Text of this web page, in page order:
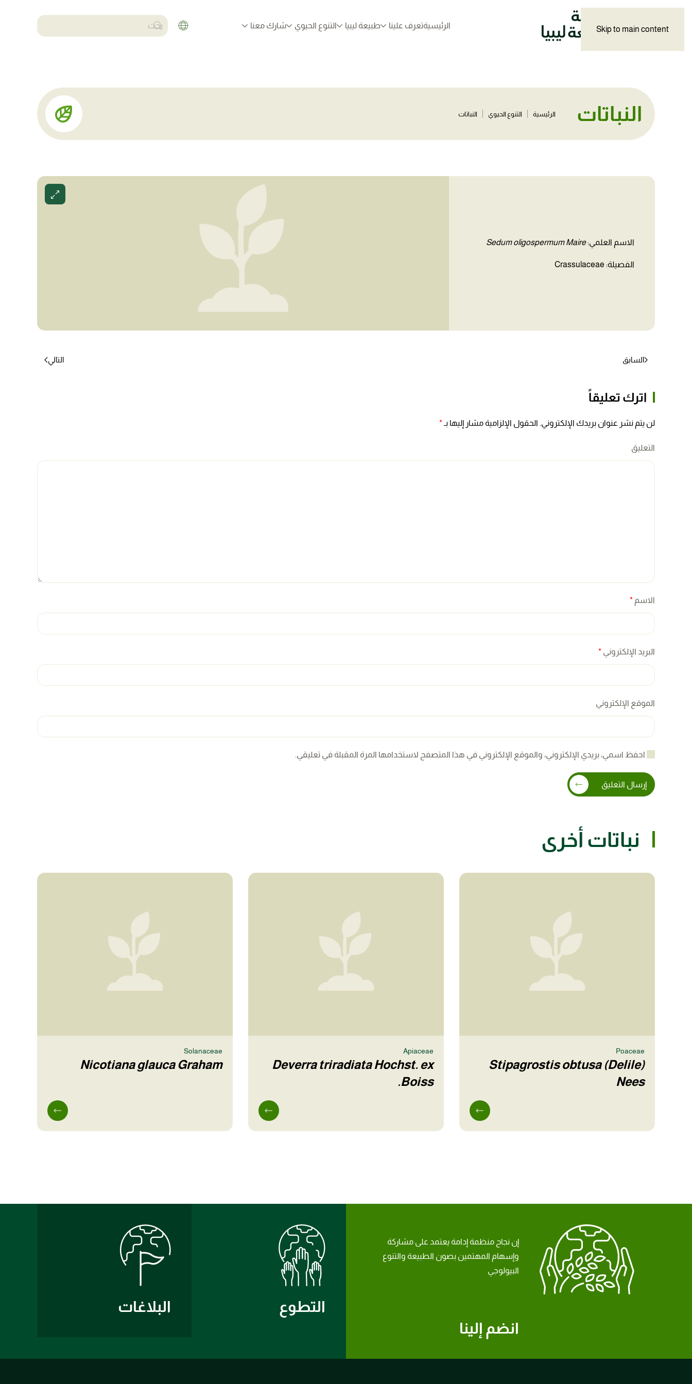
Skip to main content الرئيسيةتعرف علينا طبيعة ليبيا التنوع الحيوي شارك معنا
النباتات الرئيسية التنوع الحيوي النباتات
الاسم العلمي:Sedum oligospermum Maire
الفصيلة: Crassulaceae
السابق التالي
اترك تعليقاً
لن يتم نشر عنوان بريدك الإلكتروني. الحقول الإلزامية مشار إليها بـ*
التعليق
الاسم *
البريد الإلكتروني *
الموقع الإلكتروني
احفظ اسمي، بريدي الإلكتروني، والموقع الإلكتروني في هذا المتصفح لاستخدامها المرة المقبلة في تعليقي.
إرسال التعليق
نباتات أخرى
Poaceae
Stipagrostis obtusa (Delile)
Nees
Apiaceae
Deverra triradiata Hochst. ex
Boiss.
Solanaceae
Nicotiana glauca Graham
انضم إلينا
إن نجاح منظمة إدامة يعتمد على مشاركة
وإسهام المهتمين بصون الطبيعة والتنوع
البيولوجي
التطوع البلاغات